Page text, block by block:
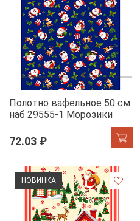
Полотно вафельное 50 см
наб 29555-1 Морозики
72.03 ₽
НОВИНКА